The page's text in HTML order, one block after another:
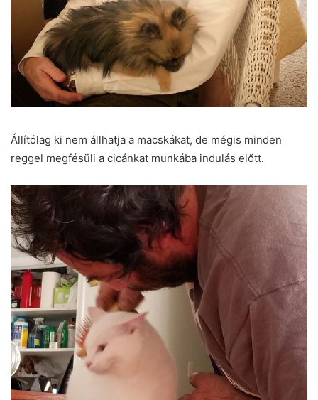
Állítólag ki nem állhatja a macskákat, de mégis minden
reggel megfésüli a cicánkat munkába indulás előtt.